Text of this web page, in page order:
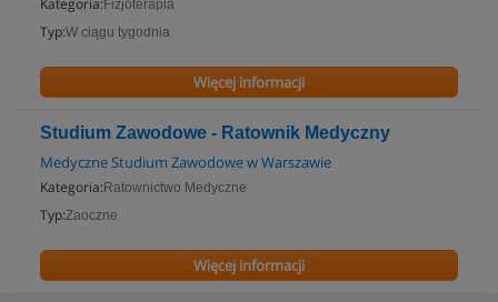
Kategoria: Fizjoterapia
Typ:W ciągu tygodnia
Więcej informacji
Studium Zawodowe - Ratownik Medyczny
Medyczne Studium Zawodowe w Warszawie
Kategoria: Ratownictwo Medyczne
Typ:Zaoczne
Więcej informacji